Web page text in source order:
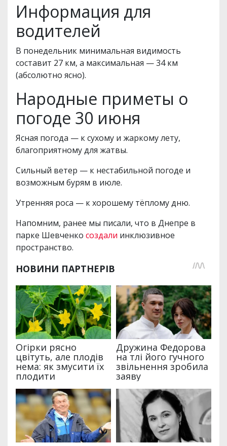
Информация для
водителей
В понедельник минимальная видимость
составит 27 км, а максимальная — 34 км
(абсолютно ясно).
Народные приметы о
погоде 30 июня
Ясная погода — к сухому и жаркому лету,
благоприятному для жатвы.
Сильный ветер — к нестабильной погоде и
возможным бурям в июле.
Утренняя роса — к хорошему тёплому дню.
Напомним, ранее мы писали, что в Днепре в
парке Шевченко создали инклюзивное
пространство.